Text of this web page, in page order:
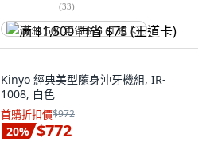
(33)
满 $1,500 再省 $75 (王道卡)
Kinyo 經典美型隨身沖牙機組, IR-
1008, 白色
首購折扣價$972
20% $772